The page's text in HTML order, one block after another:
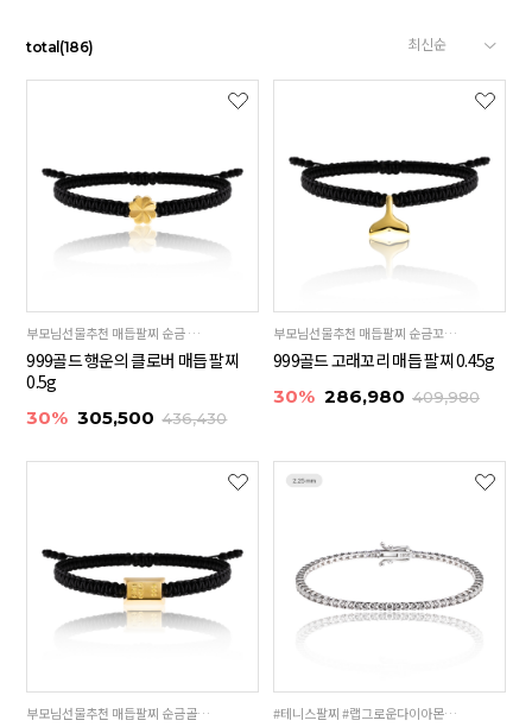
total (186)
부모님선물추천 매듭팔찌 순금 클로버 24K 99.9%
999골드 행운의 클로버 매듭 팔찌
0.5g
30% 305,500 436,430
부모님선물추천 매듭팔찌 순금꼬리 24K 99.9%
999골드 고래꼬리 매듭 팔찌 0.45g
30% 286,980 409,980
부모님선물추천 매듭팔찌 순금골드바 24K 99.9% #테니스팔찌 #랩그로운다이아몬드 #다이아팔찌